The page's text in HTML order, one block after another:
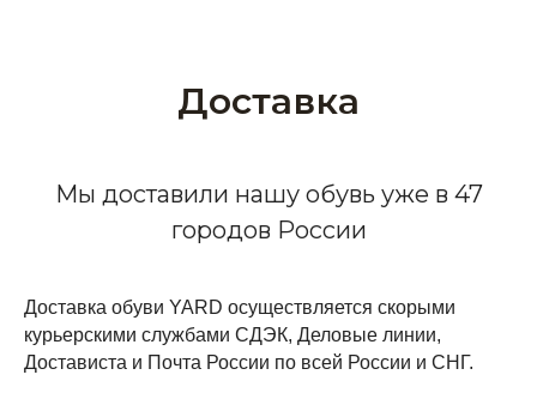
Доставка
Мы доставили нашу обувь уже в 47
городов России
Доставка обуви YARD осуществляется скорыми
курьерскими службами СДЭК, Деловые линии,
Достависта и Почта России по всей России и СНГ.